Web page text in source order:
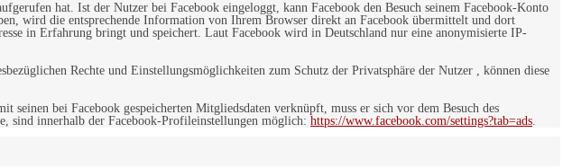
hat. Ist der Nutzer bei Facebook eingeloggt, kann Facebook den Besuch seinem Facebook-Konto
wird die entsprechende Information von Ihrem Browser direkt an Facebook übermittelt und dort
in Erfahrung bringt und speichert. Laut Facebook wird in Deutschland nur eine anonymisierte IP-
Rechte und Einstellungsmöglichkeiten zum Schutz der Privatsphäre der Nutzer , können diese
bei Facebook gespeicherten Mitgliedsdaten verknüpft, muss er sich vor dem Besuch des
sind innerhalb der Facebook-Profileinstellungen möglich: https://www.facebook.com/settings?tab=ads.